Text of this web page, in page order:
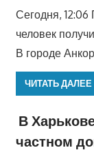
Сегодня,
человек
В городе
ЧИТАТЬ ДАЛЕЕ
В
частном